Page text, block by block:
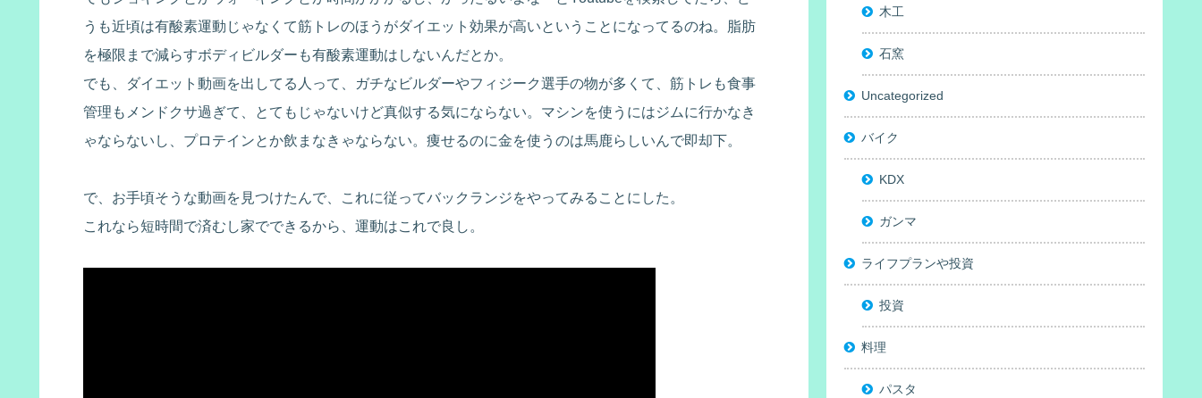
うも近頃は有酸素運動じゃなくて筋トレのほうがダイエット効果が高いということになってるのね。脂肪
を極限まで減らすボディビルダーも有酸素運動はしないんだとか。
でも、ダイエット動画を出してる人って、ガチなビルダーやフィジーク選手の物が多くて、筋トレも食事
管理もメンドクサ過ぎて、とてもじゃないけど真似する気にならない。マシンを使うにはジムに行かなき
ゃならないし、プロテインとか飲まなきゃならない。痩せるのに金を使うのは馬鹿らしいんで即却下。
で、お手頃そうな動画を見つけたんで、これに従ってバックランジをやってみることにした。
これなら短時間で済むし家でできるから、運動はこれで良し。
木工
石窯
Uncategorized
バイク
KDX
ガンマ
ライフプランや投資
投資
料理
パスタ